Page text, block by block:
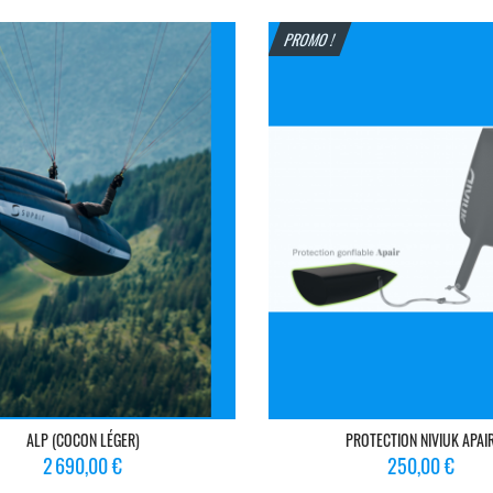
base
ALP (COCON LÉGER)
Prix
2 690,00 €
PROMO !
PROTECTION NIVIUK
Prix
250,00 €